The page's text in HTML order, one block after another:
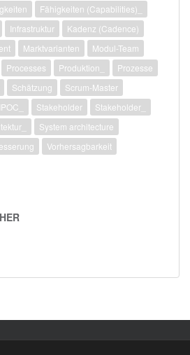
Fähigkeiten (Capabilities)_
Infrastruktur
Kadenz (Cadence)
Marktvarianten
Modul-Team
Processes Produktion_
Prozesse
Schätzung
Scrum-Master
Stakeholder
Stakeholder_
System architecture
Vorhersagbarkeit